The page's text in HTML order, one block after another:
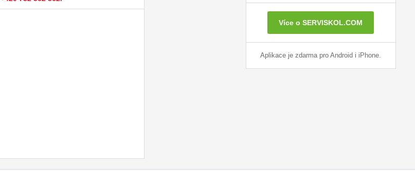
Více o SERVISKOL.COM
Aplikace je zdarma pro Android i iPhone.